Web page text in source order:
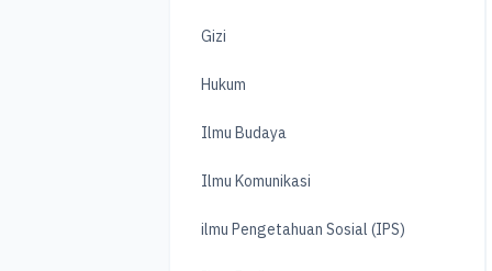
Gizi
Hukum
Ilmu Budaya
Ilmu Komunikasi
ilmu Pengetahuan Sosial (IPS)